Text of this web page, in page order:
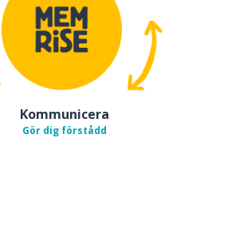
Kommunicera
Gör dig förstådd